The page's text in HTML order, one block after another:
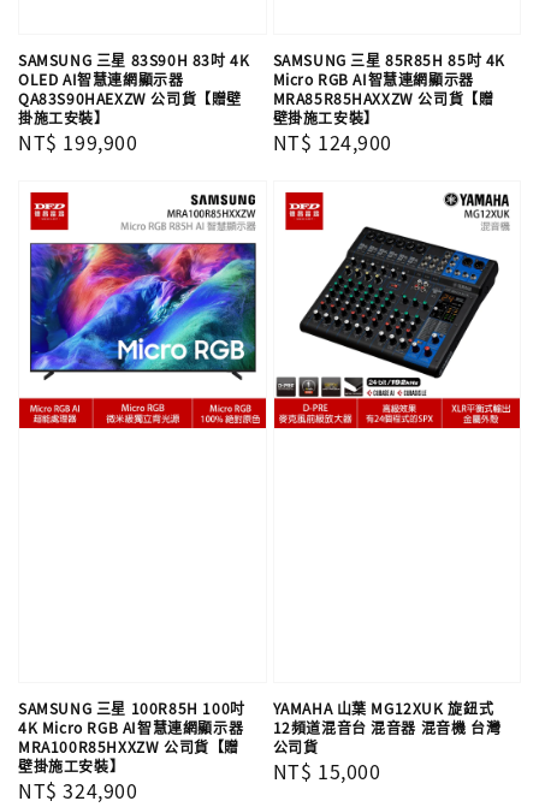
SAMSUNG 三星 83S90H 83吋 4K
OLED AI智慧連網顯示器
QA83S90HAEXZW 公司貨【贈壁
掛施工安裝】
Regular
NT$ 199,900
SAMSUNG 三星 85R85H 85吋 4K
Micro RGB AI智慧連網顯示器
MRA85R85HAXXZW 公司貨【贈
壁掛施工安裝】
Regular
NT$ 124,900
SAMSUNG 三星 100R85H 100吋
4K Micro RGB AI智慧連網顯示器
MRA100R85HXXZW 公司貨【贈
壁掛施工安裝】
Regular
NT$ 324,900
YAMAHA 山葉 MG12XUK 旋鈕式
12頻道混音台 混音器 混音機 台灣
公司貨
Regular
NT$ 15,000